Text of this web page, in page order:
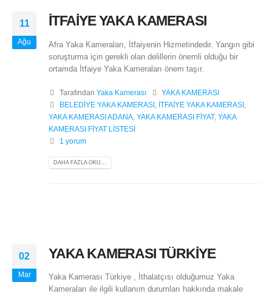
11
Ağu
İTFAİYE YAKA KAMERASI
Afra Yaka Kameraları, İtfaiyenin Hizmetindedir. Yangın gibi
soruşturma için gerekli olan delillerin önemli olduğu bir
ortamda İtfaiye Yaka Kameraları önem taşır.
Tarafından Yaka Kamerası
YAKA KAMERASI
BELEDİYE YAKA KAMERASI, İTFAİYE YAKA KAMERASI,
YAKA KAMERASI ADANA YAKA KAMERASI FİYAT, YAKA
KAMERASI FİYAT LİSTESİ
1 yorum
DAHA FAZLA OKU...
02
Mar
YAKA KAMERASI TÜRKİYE
Yaka Kamerası Türkiye , İthalatçısı olduğumuz Yaka
Kameraları ile ilgili kullanım durumları hakkında makale